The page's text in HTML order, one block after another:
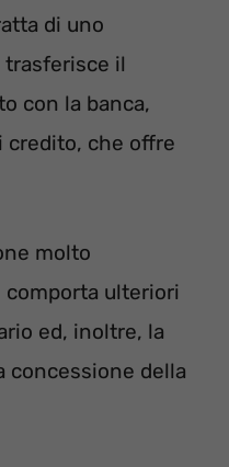
di uno
il
con la banca,
credito, che offre
molto
ulteriori
ed, inoltre, la
concessione della